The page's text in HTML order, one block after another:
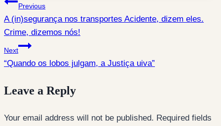
Post
navigation
Previous
A (in)segurança nos transportes Acidente, dizem eles.
Crime, dizemos nós!
Next
“Quando os lobos julgam, a Justiça uiva”
Leave a Reply
Your email address will not be published. Required fields